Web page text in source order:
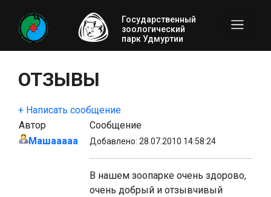
Государственный
зоологический
парк Удмуртии
ОТЗЫВЫ
+ Написать сообщение
Автор
Сообщение
Машааааа
Добавлено: 28.07.2010 14:58:24
В нашем зоопарке очень здорово,
очень добрый и отзывчивый